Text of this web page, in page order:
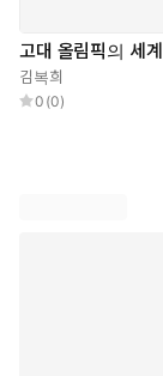
2세, 이마드 알-딘
(살라딘)이 하틴의
시대 (1187-1516) -
(1917-1948) - 현
고대 올림픽의 세계
김복희
0 (0)